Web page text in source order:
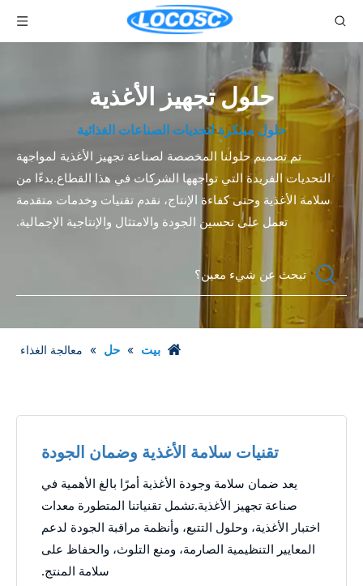
حلول تجهيز الأغذية
حلول مبتكرة لتحديات الصناعات الغذائية
تم تصميم حلولنا المخصصة لصناعة تجهيز الأغذية لمواجهة
التحديات الفريدة التي تواجهها الشركات في هذا القطاع.بدءًا من
سلامة الأغذية وحتى كفاءة الإنتاج، نقدم تقنيات وخدمات متقدمة
تعمل على تحسين الجودة والامتثال والإنتاجية الإجمالية.
بيت » حل » معالجة الغذاء
تقنيات سلامة الأغذية وضمان الجودة
يعد ضمان سلامة وجودة الأغذية أمرًا بالغ الأهمية في
صناعة تجهيز الأغذية.تشمل تقنياتنا المتطورة معدات
اختبار الأغذية، وحلول التتبع، وأنظمة مراقبة الجودة لدعم
المعايير التنظيمية الصارمة، ومنع التلوث، والحفاظ على
سلامة المنتج.